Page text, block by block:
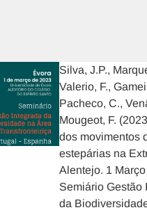
Silva, J.P.,
Valerio, F.,
Pacheco, C.,
Mougeot, F.
dos movimentos
estepárias na
Alentejo. 1
Semiário Gestão
da